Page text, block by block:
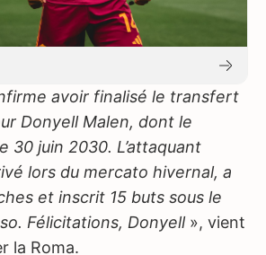
avoir finalisé le transfert
Donyell Malen, dont le
30 juin 2030. L’attaquant
lors du mercato hivernal, a
et inscrit 15 buts sous le
Félicitations, Donyell», vient
la Roma.